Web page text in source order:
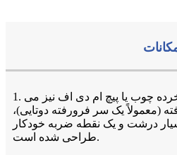
1. به پیچ نئوپان پیچ برای تخته خرده چوب یا پیچ ام دی اف نیز می
(معمولاً یک سر فرورفته دوتایی)،
درشت و یک نقطه ضربه خودکار
طراحی شده است.